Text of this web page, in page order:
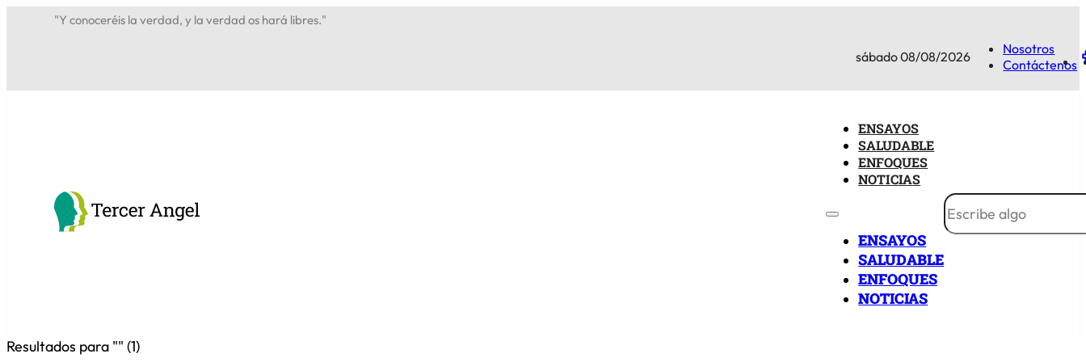
"Y conoceréis la verdad, y la verdad os hará libres."
sábado 08/08/2026
Nosotros
Contáctenos
ENSAYOS
SALUDABLE
ENFOQUES
NOTICIAS
ENSAYOS
SALUDABLE
ENFOQUES
NOTICIAS
Resultados para "" (1)